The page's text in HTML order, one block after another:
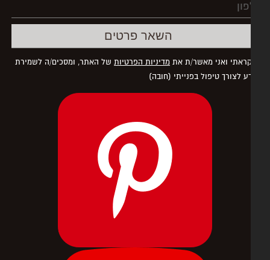
ואני מאשר/ת אתמדיניות הפרטיותשל האתר, ומסכים/ה לשמירת
לצורך טיפול בפנייתי (חובה)